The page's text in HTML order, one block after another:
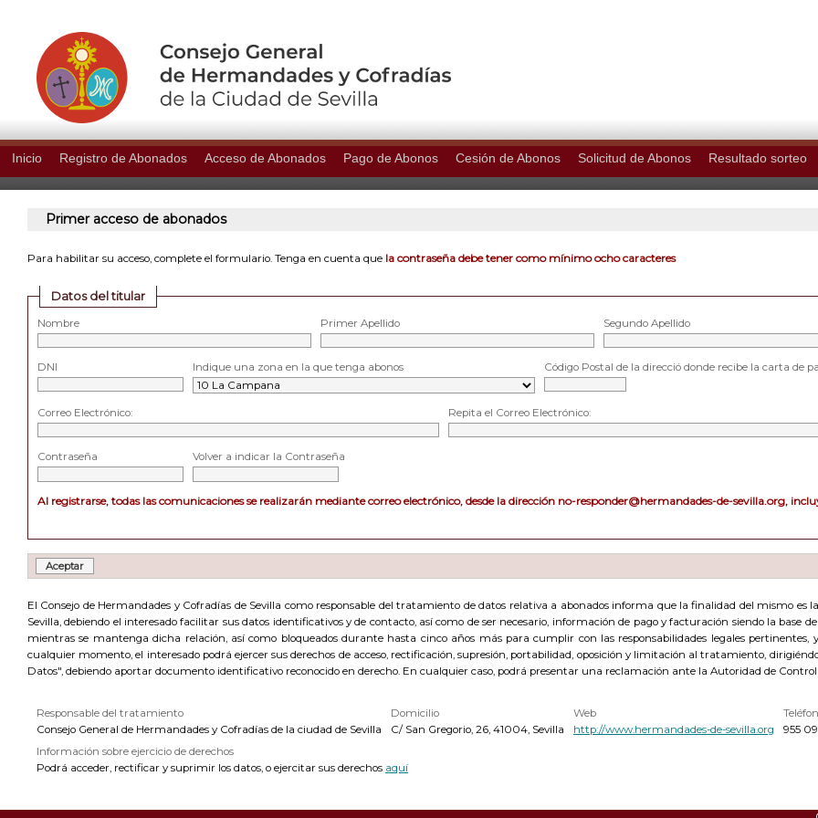
Inicio Registro de Abonados Acceso de Abonados Pago de Abonos Cesión de Abonos Solicitud de Abonos Resultado sorteo
Primer acceso de abonados
Para habilitar su acceso, complete el formulario. Tenga en cuenta que la contraseña debe tener como mínimo ocho caracteres
Datos del titular
Nombre Primer Apellido Segundo Apellido
DNI Indique una zona en la que tenga abonos Código Postal de la direcció donde recibe la carta de
Correo Electrónico: Repita el Correo Electrónico:
Contraseña Volver a indicar la Contraseña
Al registrarse, todas las comunicaciones se realizarán mediante correo electrónico, desde la dirección no-responder@hermandades-de-sevilla.org,
El Consejo de Hermandades y Cofradías de Sevilla como responsable del tratamiento de datos relativa a abonados informa que la finalidad del mismo es
Sevilla, debiendo el interesado facilitar sus datos identificativos y de contacto, así como de ser necesario, información de pago y facturación siendo la base
mientras se mantenga dicha relación, así como bloqueados durante hasta cinco años más para cumplir con las responsabilidades legales pertinentes,
cualquier momento, el interesado podrá ejercer sus derechos de acceso, rectificación, supresión, portabilidad, oposición y limitación al tratamiento,
Datos", debiendo aportar documento identificativo reconocido en derecho. En cualquier caso, podrá presentar una reclamación ante la Autoridad de
Responsable del tratamiento
Consejo General de Hermandades y Cofradías de la ciudad de Sevilla
Domicilio
C/ San Gregorio, 26, 41004, Sevilla
Web
http://www.hermandades-de-sevilla.org
955
Información sobre ejercicio de derechos
Podrá acceder, rectificar y suprimir los datos, o ejercitar sus derechos aquí